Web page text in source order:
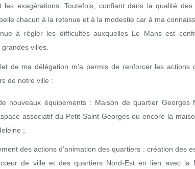
les exagérations. Toutefois, confiant dans la qualité des
chacun à la retenue et à la modestie car à ma
à régler les difficultés auxquelles Le Mans est
villes.
de ma délégation m’a permis de renforcer les actions
de notre ville :
nouveaux équipements : Maison de quartier Georges
associatif du Petit-Saint-Georges ou encore la
;
des actions d’animation des quartiers : création des
de ville et des quartiers Nord-Est en lien avec la